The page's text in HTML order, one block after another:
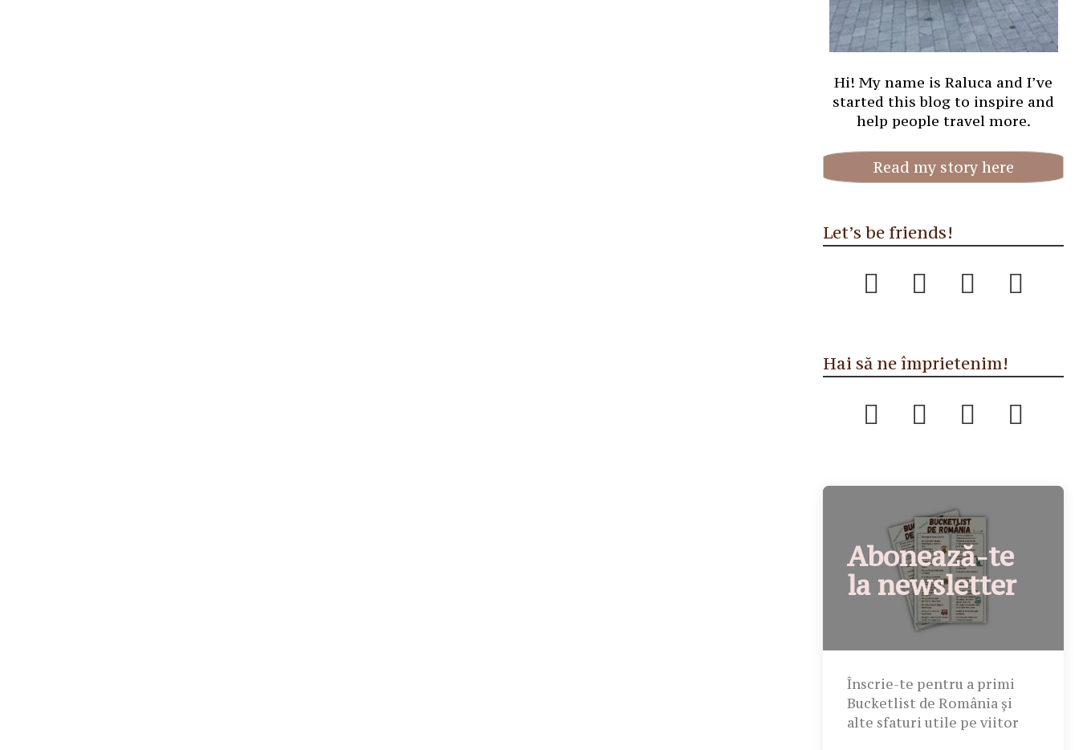
Hi! My name is Raluca and I’ve
started this blog to inspire and
help people travel more.
Read my story here
Let’s be friends!
Hai să ne împrietenim!
Abonează-te
la newsletter
Înscrie-te pentru a primi
Bucketlist de România și
alte sfaturi utile pe viitor